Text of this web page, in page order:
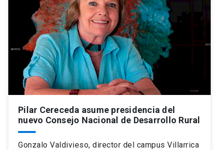
Pilar Cereceda asume presidencia del
nuevo Consejo Nacional de Desarrollo Rural
Gonzalo Valdivieso, director del campus Villarrica